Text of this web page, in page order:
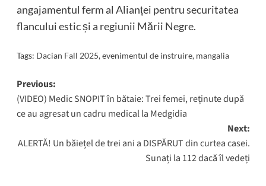
angajamentul ferm al Alianței pentru securitatea
flancului estic și a regiunii Mării Negre.
Tags: Dacian Fall 2025,evenimentul de instruire, mangalia
Post
navigation
Previous:
(VIDEO) Medic SNOPIT în bătaie: Trei femei, reținute după
ce au agresat un cadru medical la Medgidia
Next:
ALERTĂ! Un băiețel de trei ani a DISPĂRUT din curtea casei.
Sunați la 112 dacă îl vedeți